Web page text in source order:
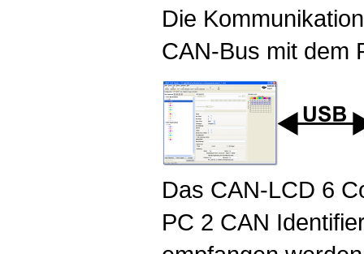
Die
CAN-Bus mit dem
Das CAN-LCD 6
PC 2 CAN